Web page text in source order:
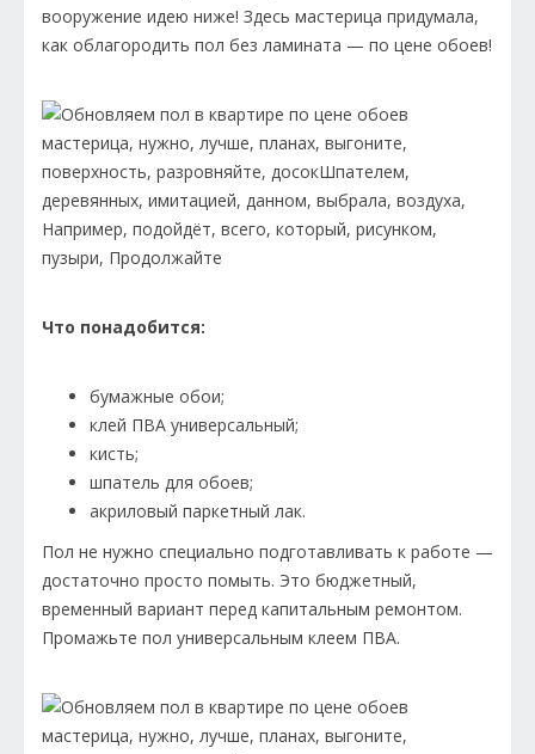
вооружение идею ниже! Здесь мастерица придумала,
как облагородить пол без ламината — по цене обоев!
Что понадобится:
бумажные обои;
клей ПВА универсальный;
кисть;
шпатель для обоев;
акриловый паркетный лак.
Пол не нужно специально подготавливать к работе —
достаточно просто помыть. Это бюджетный,
временный вариант перед капитальным ремонтом.
Промажьте пол универсальным клеем ПВА.